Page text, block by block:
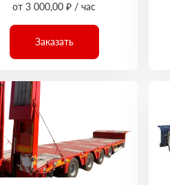
от 3 000,00 ₽ / час
Заказать